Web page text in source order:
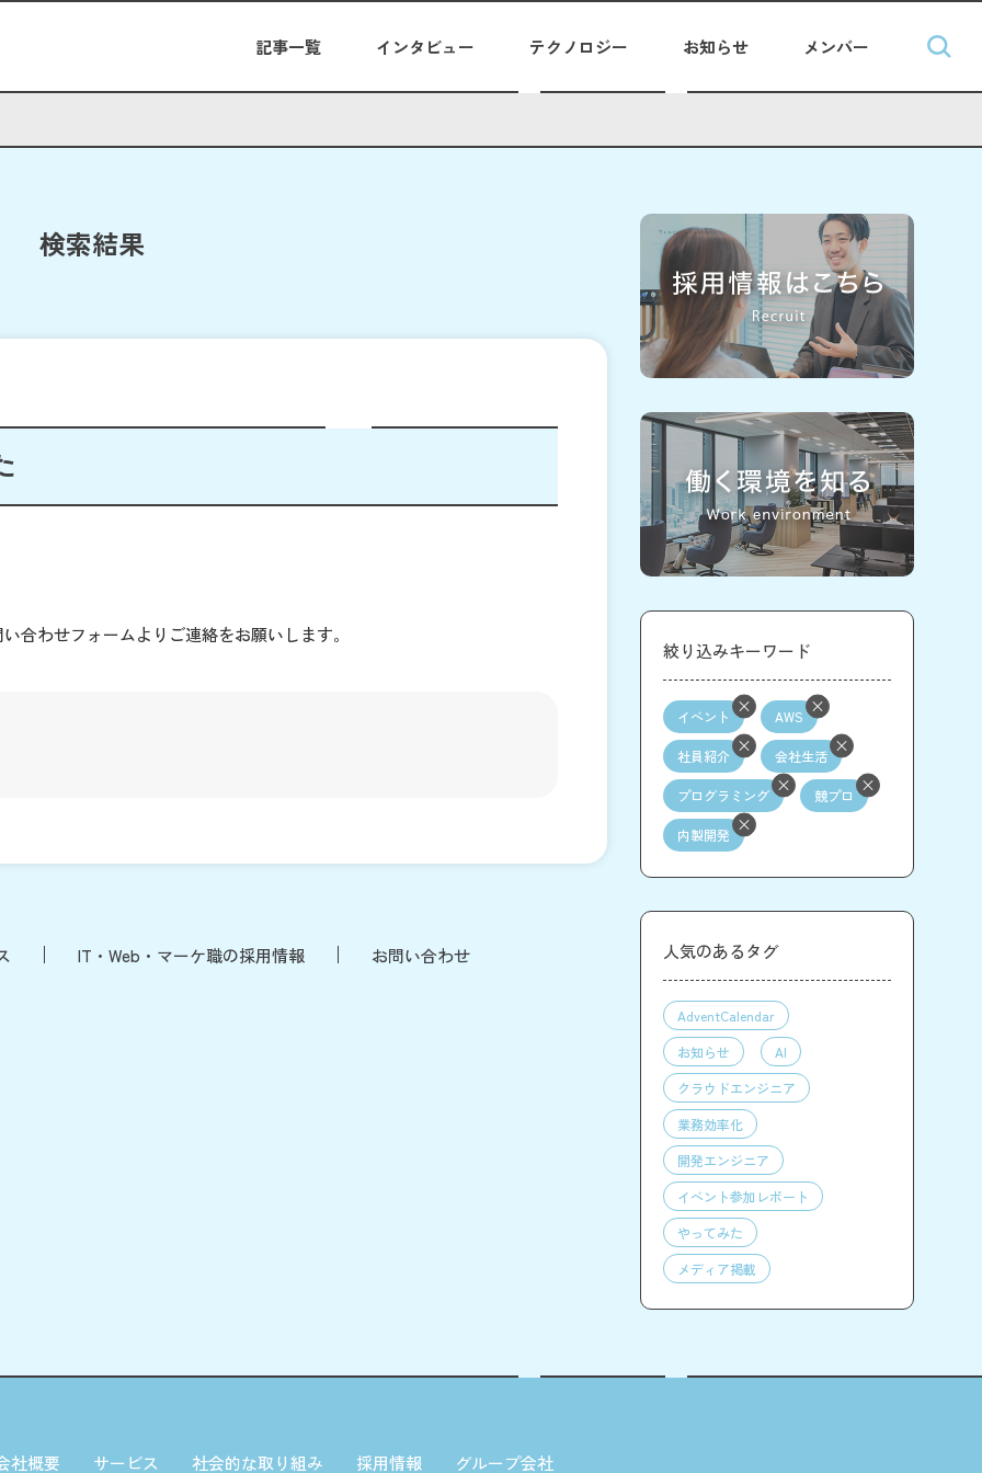
記事一覧 インタビュー テクノロジー お知らせ メンバー
検索結果
合わせフォームよりご連絡をお願いします。
IT・Web・マーケ職の採用情報 お問い合わせ
絞り込みキーワード
イベント AWS
社員紹介 会社生活
プログラミング 競プロ
内製開発
人気のあるタグ
AdventCalendar
お知らせ
AI
クラウドエンジニア
業務効率化
開発エンジニア
イベント参加レポート
やってみた
メディア掲載
社概要 サービス 社会的な取り組み 採用情報 グループ会社